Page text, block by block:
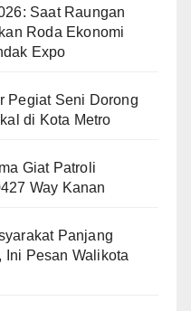
Saat Raungan
Roda Ekonomi
Expo
Pegiat Seni Dorong
di Kota Metro
Giat Patroli
Way Kanan
Panjang
Ini Pesan Walikota